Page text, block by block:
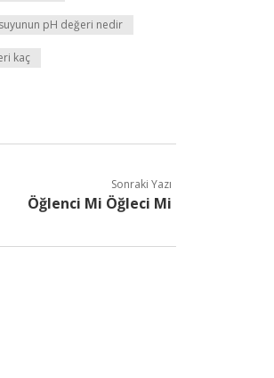
pH değeri nedir
kaç
Sonraki Yazı
Öğlenci Mi Öğleci Mi